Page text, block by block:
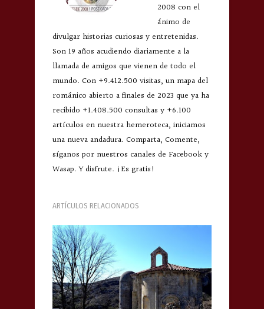
2008 con el
ánimo de
divulgar historias curiosas y entretenidas.
Son 19 años acudiendo diariamente a la
llamada de amigos que vienen de todo el
mundo. Con +9.412.500 visitas, un mapa del
románico abierto a finales de 2023 que ya ha
recibido +1.408.500 consultas y +6.100
artículos en nuestra hemeroteca, iniciamos
una nueva andadura. Comparta, Comente,
síganos por nuestros canales de Facebook y
Wasap. Y disfrute. ¡Es gratis!
ARTÍCULOS RELACIONADOS